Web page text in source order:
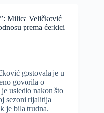
Milica Veličković
prema ćerkici
gostovala je u
govorila o
usledio nakon što
sezoni rijalitija
je bila trudna.